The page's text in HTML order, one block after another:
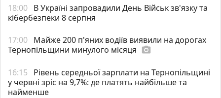
18:00 В Україні запровадили День Військ зв'язку та
кібербезпеки 8 серпня
17:00 Майже 200 п'яних водіїв виявили на дорогах
Тернопільщини минулого місяця photo_camera
16:15
Рівень середньої зарплати на Тернопільщині
у червні зріс на 9,7%: де платять найбільше та
найменше